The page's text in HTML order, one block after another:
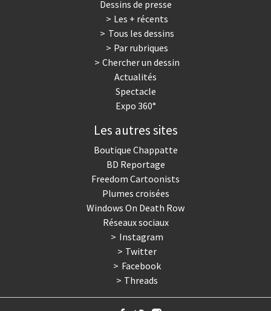
Dessins de presse
Les + récents
Tous les dessins
Par rubriques
Chercher un dessin
Actualités
Spectacle
Expo 360°
Les autres sites
Boutique Chappatte
BD Reportage
Freedom Cartoonists
Plumes croisées
Windows On Death Row
Réseaux sociaux
Instagram
Twitter
Facebook
Threads